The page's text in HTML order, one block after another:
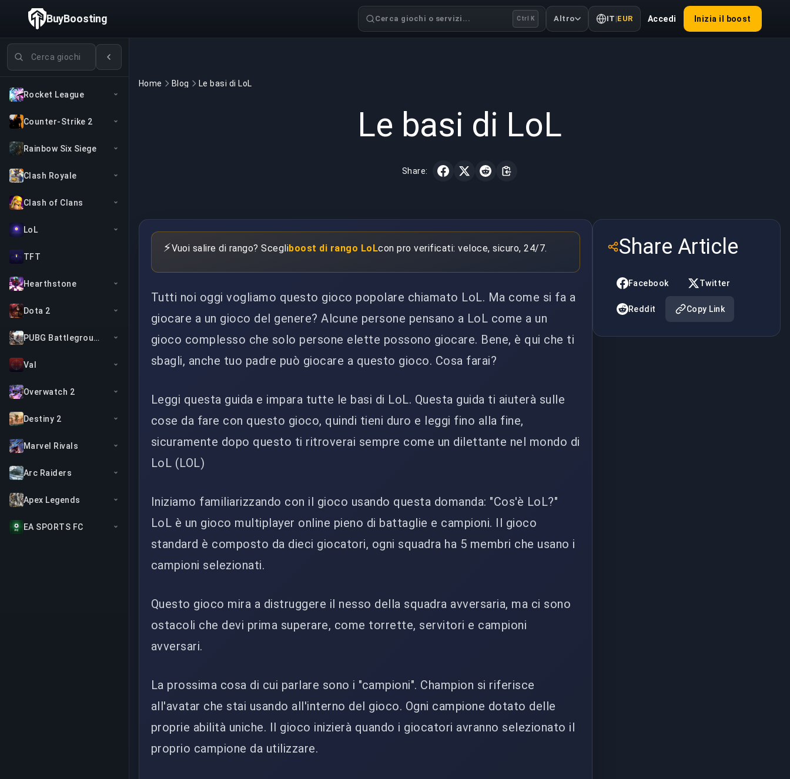
Cerca giochi
Rocket League
Counter-Strike 2
Rainbow Six Siege
Clash Royale
Clash of Clans
LoL
TFT
Hearthstone
Dota 2
PUBG Battlegrounds
Val
Overwatch 2
Destiny 2
Marvel Rivals
Arc Raiders
Apex Legends
EA SPORTS FC
BuyBoosting Cerca giochi o servizi... Ctrl K Altro IT |EUR Accedi Inizia il boost
Home Blog Le basi di LoL
Le basi di LoL
Share:
⚡Vuoi salire di rango? Scegliboost di rango LoLcon pro verificati: veloce, sicuro, 24/7.
Tutti noi oggi vogliamo questo gioco popolare chiamato LoL. Ma come si fa a
giocare a un gioco del genere? Alcune persone pensano a LoL come a un
gioco complesso che solo persone elette possono giocare. Bene, è qui che ti
sbagli, anche tuo padre può giocare a questo gioco. Cosa farai?
Leggi questa guida e impara tutte le basi di LoL. Questa guida ti aiuterà sulle
cose da fare con questo gioco, quindi tieni duro e leggi fino alla fine,
sicuramente dopo questo ti ritroverai sempre come un dilettante nel mondo di
LoL (LOL)
Iniziamo familiarizzando con il gioco usando questa domanda: "Cos'è LoL?"
LoL è un gioco multiplayer online pieno di battaglie e campioni. Il gioco
standard è composto da dieci giocatori, ogni squadra ha 5 membri che usano i
campioni selezionati.
Questo gioco mira a distruggere il nesso della squadra avversaria, ma ci sono
ostacoli che devi prima superare, come torrette, servitori e campioni
avversari.
La prossima cosa di cui parlare sono i "campioni". Champion si riferisce
all'avatar che stai usando all'interno del gioco. Ogni campione dotato delle
proprie abilità uniche. Il gioco inizierà quando i giocatori avranno selezionato il
proprio campione da utilizzare.
Share Article
Facebook Twitter
Reddit Copy Link